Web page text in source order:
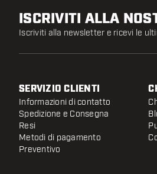
ISCRIVITI ALLA
Iscriviti alla newsletter e ricevi le
SERVIZIO CLIENTI
Informazioni di contatto
Spedizione e Consegna
Resi
Metodi di pagamento
Preventivo